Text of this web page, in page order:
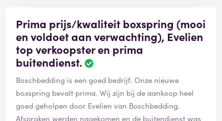
Prima prijs/kwaliteit boxspring (mooi
en voldoet aan verwachting), Evelien
top verkoopster en prima
buitendienst.
Boschbedding is een goed bedrijf. Onze nieuwe
boxspring bevalt prima. Wij zijn bij de aankoop heel
goed geholpen door Evelien van Boschbedding.
Afspraken werden nagekomen en de buitendienst was